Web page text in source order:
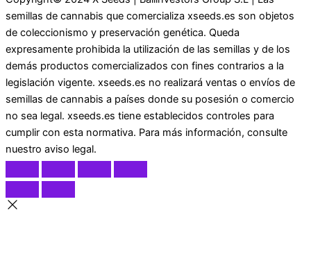
semillas de cannabis que comercializa xseeds.es son objetos
de coleccionismo y preservación genética. Queda
expresamente prohibida la utilización de las semillas y de los
demás productos comercializados con fines contrarios a la
legislación vigente. xseeds.es no realizará ventas o envíos de
semillas de cannabis a países donde su posesión o comercio
no sea legal. xseeds.es tiene establecidos controles para
cumplir con esta normativa. Para más información, consulte
nuestro aviso legal.